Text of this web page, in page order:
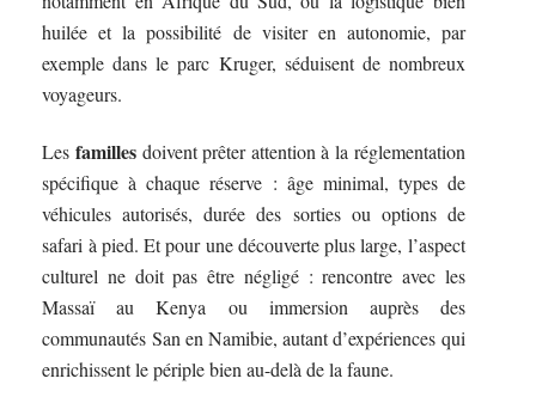
huilée et la possibilité de visiter en autonomie, par
exemple dans le parc Kruger, séduisent de nombreux
voyageurs.
Les famillesdoivent prêter attention à la réglementation
spécifique à chaque réserve : âge minimal, types de
véhicules autorisés, durée des sorties ou options de
safari à pied. Et pour une découverte plus large, l’aspect
culturel ne doit pas être négligé : rencontre avec les
Massaï au Kenya ou immersion auprès des
communautés San en Namibie, autant d’expériences qui
enrichissent le périple bien au-delà de la faune.